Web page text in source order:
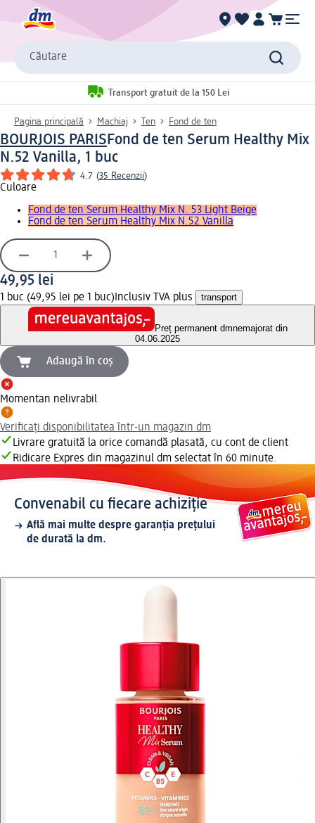
Căutare
Transport gratuit de la 150 Lei
Pagina principală Machiaj Ten Fond de ten
BOURJOIS PARISFond de ten Serum Healthy Mix
N.52 Vanilla, 1 buc
4.7 (35 Recenzii)
Culoare
Fond de ten Serum Healthy Mix N. 53 Light Beige
Fond de ten Serum Healthy Mix N.52 Vanilla
49,95 lei
1 buc (49,95 lei pe 1 buc) Inclusiv TVA plus transport
Preț permanent dmnemajorat din
04.06.2025
Adaugă în coș
Momentan nelivrabil
Verificați disponibilitatea într-un magazin dm
Livrare gratuită la orice comandă plasată, cu cont de client
Ridicare Expres din magazinul dm selectat în 60 minute.
Convenabil cu fiecare achiziție
Află mai multe despre garanția prețului
de durată la dm.